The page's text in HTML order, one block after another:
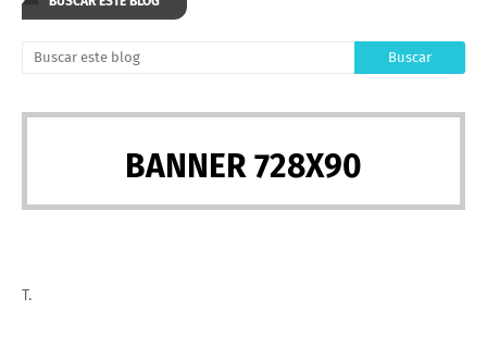
BANNER 728X90
T.